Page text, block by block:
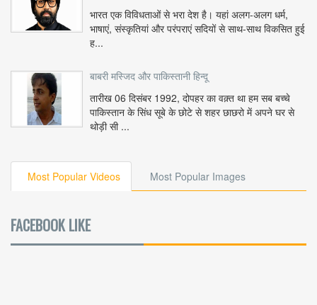
भारत एक विविधताओं से भरा देश है। यहां अलग-अलग धर्म,
भाषाएं, संस्कृतियां और परंपराएं सदियों से साथ-साथ विकसित हुई
ह...
बाबरी मस्जिद और पाकिस्तानी हिन्दू
तारीख 06 दिसंबर 1992, दोपहर का वक़्त था हम सब बच्चे
पाकिस्तान के सिंध सूबे के छोटे से शहर छाछरो में अपने घर से
थोड़ी सी ...
Most Popular Videos Most Popular Images
FACEBOOK LIKE